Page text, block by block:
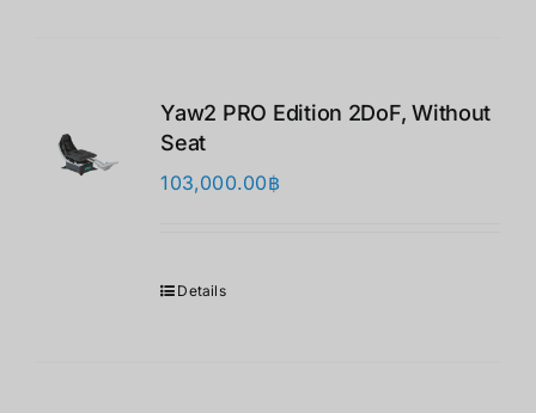
Yaw2 PRO Edition 2DoF, Without
Seat
103,000.00฿
Details